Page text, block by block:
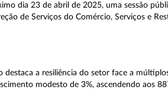
dia 23 de abril de 2025, uma sessão
de Serviços do Comércio, Serviços e
a resiliência do setor face a
modesto de 3%, ascendendo aos